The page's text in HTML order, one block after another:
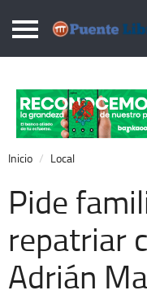
Puentelibre.mx
Local
Nacional
Opinión
Cronos
Economía
Espectáculos
Inicio Local
Pide
repatriar
Adrián